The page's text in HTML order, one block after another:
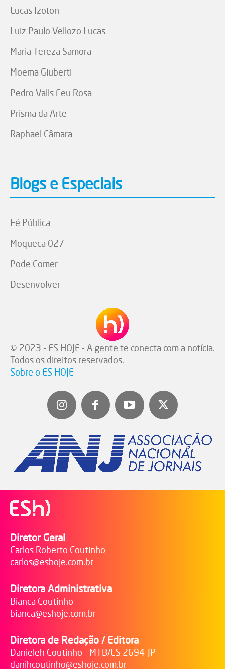
Lucas Izoton
Luiz Paulo Vellozo Lucas
Maria Tereza Samora
Moema Giuberti
Pedro Valls Feu Rosa
Prisma da Arte
Raphael Câmara
Blogs e Especiais
Fé Pública
Moqueca 027
Pode Comer
Desenvolver
© 2023 - ES HOJE - A gente te conecta com a notícia.
Todos os direitos reservados.
Sobre o ES HOJE
Diretor Geral
Carlos Roberto Coutinho
carlos@eshoje.com.br
Diretora Administrativa
Bianca Coutinho
bianca@eshoje.com.br
Diretora de Redação / Editora
Danieleh Coutinho - MTB/ES 2694-JP
danihcoutinho@eshoje.com.br